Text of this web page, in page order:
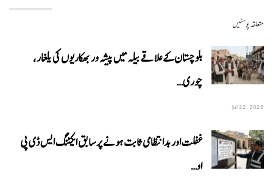
متعلقہ پوسٹیں
بلوچستان کے علاقے بیلہ میں پیشہ ور بھکاریوں کی یلغار،
چوری…
Jul 22, 2026
غفلت اور بدانتظامی ثابت ہونے پر سابق ایکٹنگ ایس ڈی پی
او…